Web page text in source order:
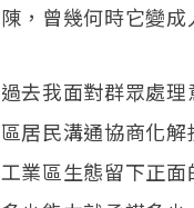
陳，曾幾何時它變
過去我面對群眾處
區居民溝通協商化
工業區生態留下正